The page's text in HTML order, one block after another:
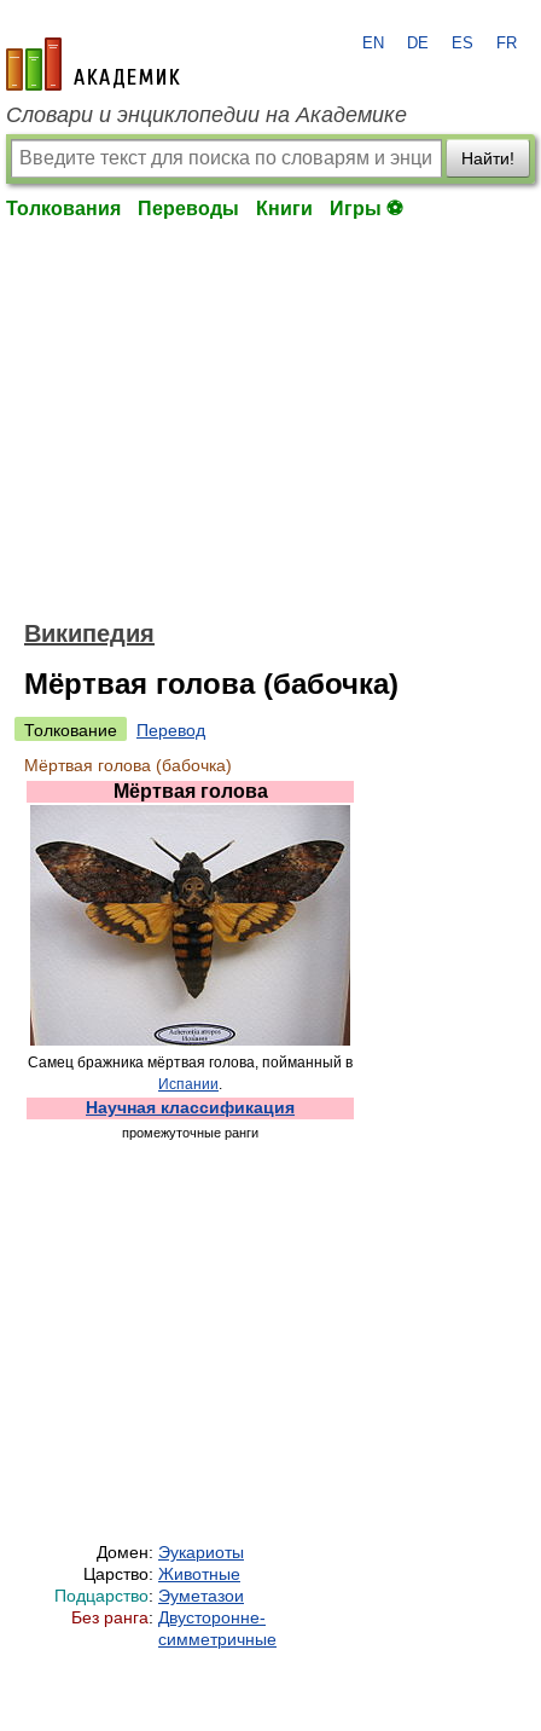
academic.ru
EN DE ES FR
Словари и энциклопедии на Академике
Найти!
Толкования Переводы Книги Игры ⚽
Википедия
Мёртвая голова (бабочка)
Толкование
Перевод
Мёртвая голова (бабочка)
Мёртвая голова
Самец бражника мёртвая голова, пойманный в
Испании.
Научная классификация
промежуточные ранги
Домен: Эукариоты
Царство: Животные
Подцарство: Эуметазои
Без ранга: Двусторонне-
симметричные